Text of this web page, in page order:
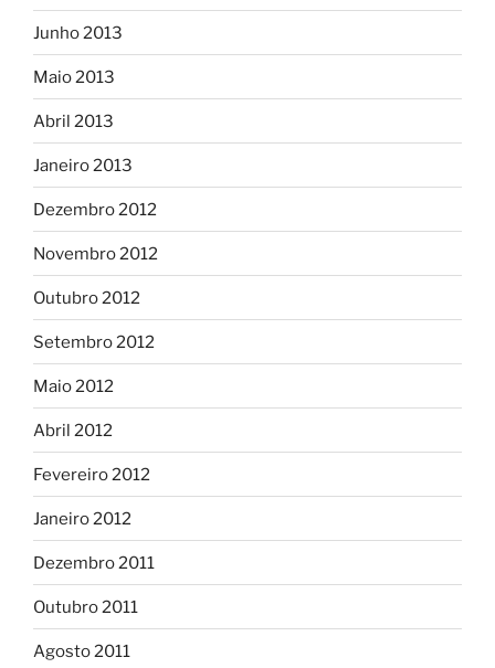
Junho 2013
Maio 2013
Abril 2013
Janeiro 2013
Dezembro 2012
Novembro 2012
Outubro 2012
Setembro 2012
Maio 2012
Abril 2012
Fevereiro 2012
Janeiro 2012
Dezembro 2011
Outubro 2011
Agosto 2011